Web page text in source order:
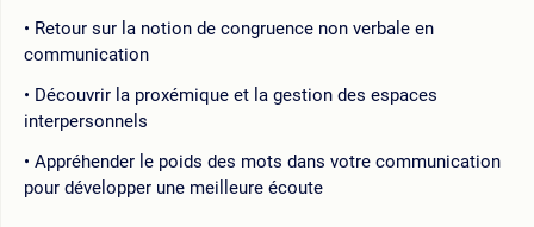
Retour sur la notion de congruence non verbale en
communication
Découvrir la proxémique et la gestion des espaces
interpersonnels
Appréhender le poids des mots dans votre communication
pour développer une meilleure écoute